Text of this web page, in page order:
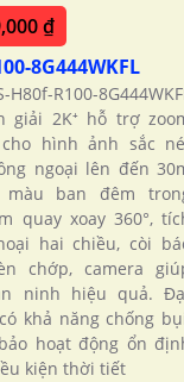
₫
8G444WKFL
R100-
giải 2K⁺ hỗ trợ
hình ảnh sắc
ngoại lên đến
ban đêm
quay xoay 360°,
hai chiều, còi
chớp, camera
ninh hiệu quả.
khả năng chống
hoạt động ổn
kiện thời tiết